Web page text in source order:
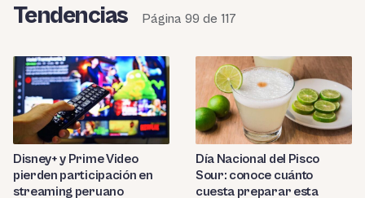
Tendencias Página 99 de 117
Disney+ y Prime Video
pierden participación en
streaming peruano
Día Nacional del Pisco
Sour: conoce cuánto
cuesta preparar esta